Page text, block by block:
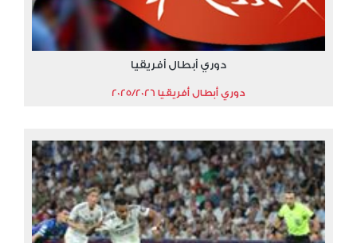
دوري أبطال أفريقيا
دوري أبطال أفريقيا 2025/2026